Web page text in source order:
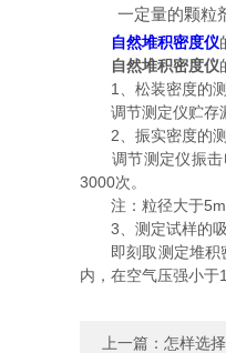
一定量的颗粒剂
自然堆积密度仪
自然堆积密度仪
1、松装密度的测
调节测定仪贮存漏
2、振实密度的测
调节测定仪振击电
3000次。
注：粒径大于5mm
3、测定试样的吸
即刻取测定堆积密
内，在空气压强小于
上一篇： 怎样选